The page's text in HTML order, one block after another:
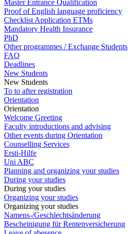
Master Entrance Qualification
Proof of English language proficiency
Checklist Application ETMs
Mandatory Health Insurance
PhD
Other programmes / Exchange Students
FAQ
Deadlines
New Students
New Students
To to after registration
Orientation
Orientation
Welcome Greeting
Faculty introductions and advising
Other events during Orientation
Counselling Services
Ersti-Hilfe
Uni ABC
Planning and organizing your studies
During your studies
During your studies
Organizing your studies
Organizing your studies
Namens-/Geschlechtsänderung
Bescheinigung für Rentenversicherung